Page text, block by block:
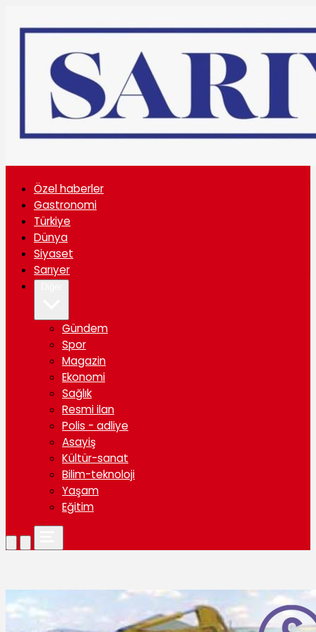
Özel haberler
Gastronomi
Türkiye
Dünya
Siyaset
Sarıyer
Gündem
Spor
Magazin
Ekonomi
Sağlık
Resmi ilan
Polis - adliye
Asayiş
Kültür-sanat
Bilim-teknoloji
Yaşam
Eğitim